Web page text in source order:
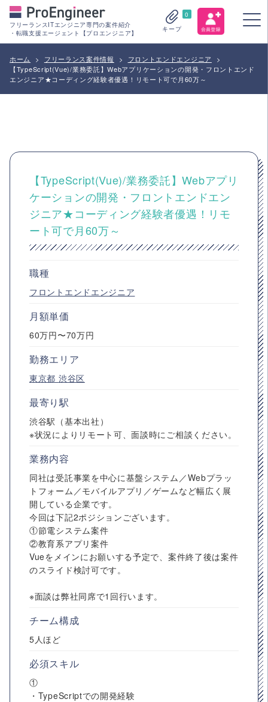
フリーランスITエンジニア専門の案件紹介
・転職支援エージェント【プロエンジニア】
0
キープ
ホーム > フリーランス案件情報 > フロントエンドエンジニア
>
【TypeScript(Vue)/業務委託】Webアプリケーションの開発・フロントエンド
エンジニア★コーディング経験者優遇！リモート可で月60万～
【TypeScript(Vue)/業務委託】Webアプリ
ケーションの開発・フロントエンドエン
ジニア★コーディング経験者優遇！リモ
ート可で月60万～
職種
フロントエンドエンジニア
月額単価
60万円〜70万円
勤務エリア
東京都 渋谷区
最寄り駅
渋谷駅（基本出社）
※状況によりリモート可、面談時にご相談ください。
業務内容
同社は受託事業を中心に基盤システム／Webプラッ
トフォーム／モバイルアプリ／ゲームなど幅広く展
開している企業です。
今回は下記2ポジションございます。
①節電システム案件
②教育系アプリ案件
Vueをメインにお願いする予定で、案件終了後は案件
のスライド検討可です。
※面談は弊社同席で1回行います。
チーム構成
5人ほど
必須スキル
①
・TypeScriptでの開発経験